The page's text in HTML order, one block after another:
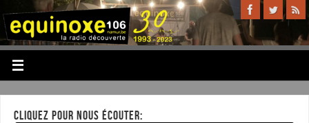
CLIQUEZ POUR NOUS ÉCOUTER: